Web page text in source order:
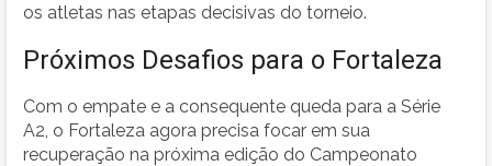
os atletas nas etapas decisivas do torneio.
Próximos Desafios para o Fortaleza
Com o empate e a consequente queda para a Série
A2, o Fortaleza agora precisa focar em sua
recuperação na próxima edição do Campeonato